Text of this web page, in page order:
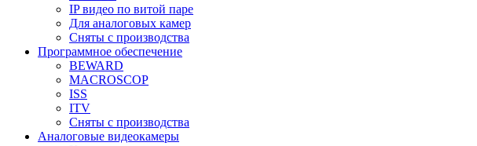
IP видео по витой паре
Для аналоговых камер
Сняты с производства
Программное обеспечение
BEWARD
MACROSCOP
ISS
ITV
Сняты с производства
Аналоговые видеокамеры